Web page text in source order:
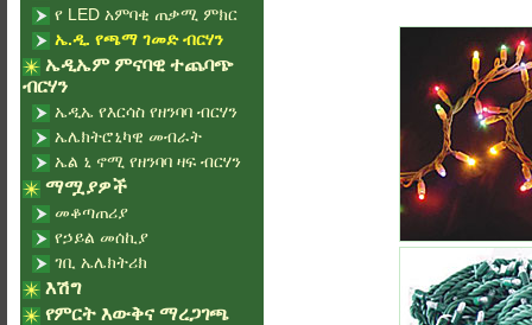
የ LED አምባቂ ጠቃሚ ምክር
ኤ.ዲ. የጫማ ገመድ ብርሃን
ኤዲኤም ምናባዊ ተጨባጭ
ብርሃን
ኤዲኤ የእርሳስ የዘንባባ ብርሃን
ኤሌክትሮኒካዊ መብራት
ኤል ኒ ኖሚ የዘንባባ ዛፍ ብርሃን
ማሟያዎች
መቆጣጠሪያ
የኃይል መሰኪያ
ገቢ ኤሌክትሪክ
እሽግ
የምርት እውቅና ማረጋገጫ